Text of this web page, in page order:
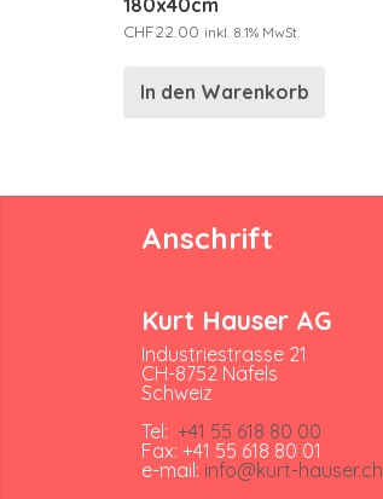
180x40cm
CHF22.00 inkl. 8.1% MwSt.
In den Warenkorb
Anschrift
Kurt Hauser AG
Industriestrasse 21
CH-8752 Näfels
Schweiz
Tel: +41 55 618 80 00
Fax: +41 55 618 80 01
e-mail: info@kurt-hauser.ch